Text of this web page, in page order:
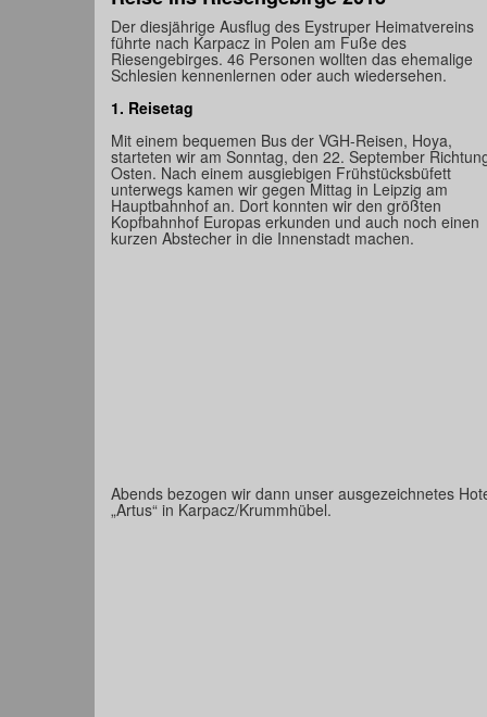
Der diesjährige Ausflug des Eystruper Heimatvereins
führte nach Karpacz in Polen am Fuße des
Riesengebirges. 46 Personen wollten das ehemalige
Schlesien kennenlernen oder auch wiedersehen.
1. Reisetag
Mit einem bequemen Bus der VGH-Reisen, Hoya,
starteten wir am Sonntag, den 22. September
Osten. Nach einem ausgiebigen Frühstücksbüfett
unterwegs kamen wir gegen Mittag in Leipzig am
Hauptbahnhof an. Dort konnten wir den größten
Kopfbahnhof Europas erkunden und auch noch einen
kurzen Abstecher in die Innenstadt machen.
Abends bezogen wir dann unser ausgezeichnetes
„Artus“ in Karpacz/Krummhübel.